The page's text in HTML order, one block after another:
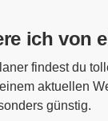
ich von
findest du
aktuellen
günstig.